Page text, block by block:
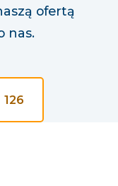
ofertą
nas.